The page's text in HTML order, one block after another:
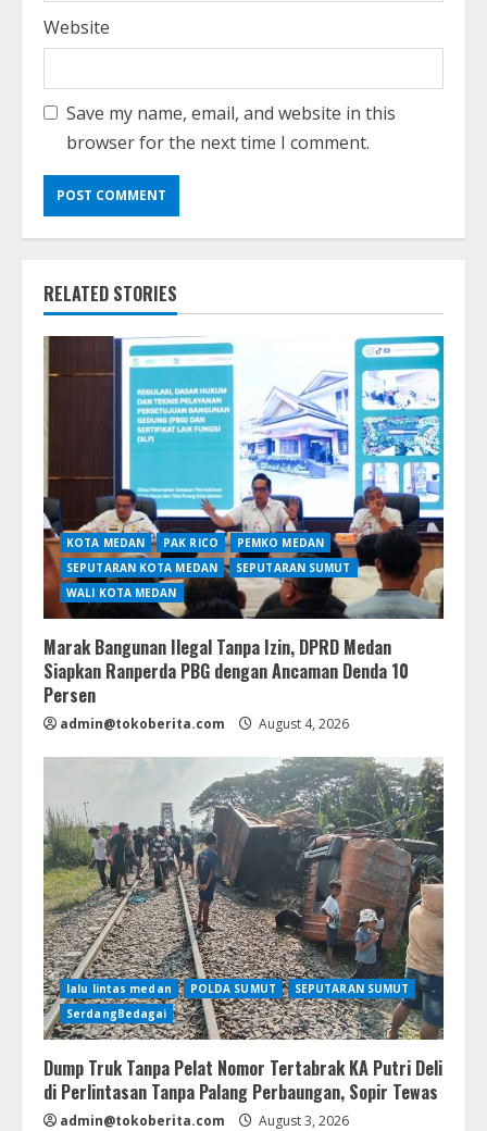
Website
Save my name, email, and website in this
browser for the next time I comment.
RELATED STORIES
KOTA MEDAN PAK RICO
PEMKO MEDAN
SEPUTARAN KOTA MEDAN
SEPUTARAN SUMUT
WALI KOTA MEDAN
Marak Bangunan Ilegal Tanpa Izin, DPRD Medan
Siapkan Ranperda PBG dengan Ancaman Denda 10
Persen
admin@tokoberita.com August 4, 2026
lalu lintas medan POLDA SUMUT
SEPUTARAN SUMUT
SerdangBedagai
Dump Truk Tanpa Pelat Nomor Tertabrak KA Putri Deli
di Perlintasan Tanpa Palang Perbaungan, Sopir Tewas
admin@tokoberita.com August 3, 2026